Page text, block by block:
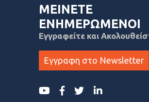
ΜΕΙΝΕΤΕ
ΕΝΗΜΕΡΩΜΕΝΟΙ
Εγγραφείτε και
Εγγραφη στο Newsletter